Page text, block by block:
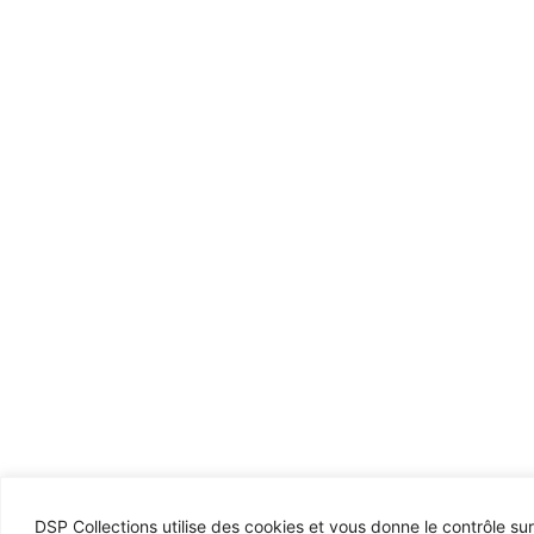
DSP Collections utilise des cookies et vous donne le contrôle